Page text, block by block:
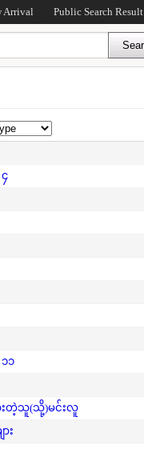
Arrival Public Search Result
၁
ားတဲ့သူ(သို့)မင်းလူ
း